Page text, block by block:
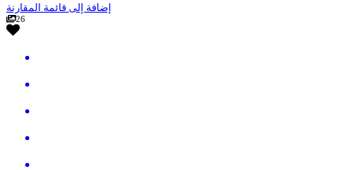
إضافة إلى قائمة المقارنة
26